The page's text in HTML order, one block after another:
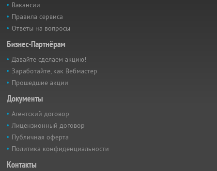
Вакансии
Правила сервиса
Ответы на вопросы
Бизнес-Партнёрам
Давайте сделаем акцию!
Заработайте, как Вебмастер
Прошедшие акции
Документы
Агентский договор
Лицензионный договор
Публичная оферта
Политика конфиденциальности
Контакты